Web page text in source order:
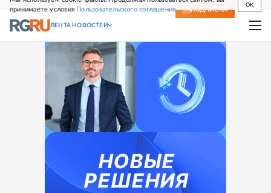
принимаете условия Пользовательского соглашения
OK
СВЕЖИЙ НОМЕР ПОДПИСКА
ЛЕНТА НОВОСТЕЙ